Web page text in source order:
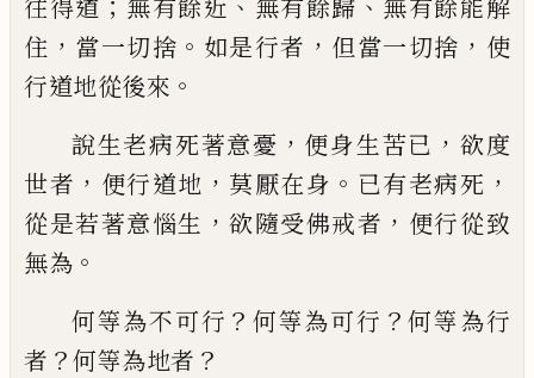
往得道
無有餘近 無有餘歸
無有餘能解
住 ， 當一切捨 。 如是行者 ， 但當一切捨 ， 使
行道地從後來 。
說生老病死著意憂 ， 便身生苦已 ， 欲度
世者 ， 便行道地 ， 莫厭在身 。 已有老病死 ，
從是若著意惱生 ，欲隨受佛戒者 ， 便行從致
無為 。
何等為不可行 ？何等為可行 ？何等為行
者 ？何等為地者 ？